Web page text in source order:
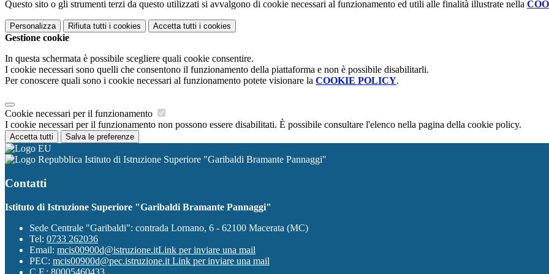
Questo sito o gli strumenti terzi da questo utilizzati si avvalgono di cookie necessari al funzionamento ed utili alle finalità illustrate nella
Personalizza Rifiuta tutti i cookies Accetta tutti i cookies
Gestione cookie
In questa schermata è possibile scegliere quali cookie consentire.
I cookie necessari sono quelli che consentono il funzionamento della piattaforma e non è possibile disabilitarli.
Per conoscere quali sono i cookie necessari al funzionamento potete visionare la COOKIE POLICY.
Cookie necessari per il funzionamento
I cookie necessari per il funzionamento non possono essere disabilitati. È possibile consultare l'elenco nella pagina della cookie policy.
Accetta tutti Salva le preferenze
Istituto di Istruzione Superiore "Garibaldi Bramante Pannaggi"
Contatti
Istituto di Istruzione Superiore "Garibaldi Bramante Pannaggi"
Sede Centrale "Garibaldi": contrada Lornano, 6 - 62100 Macerata (MC)
Tel: 0733 262036
Email: mcis00900d@istruzione.itLink per inviare una mail
PEC: mcis00900d@pec.istruzione.it Link per inviare una mail
C.F.: 80005460433